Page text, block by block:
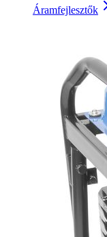
Áramfejlesztők